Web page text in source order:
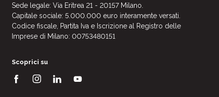
Sede legale: Via Eritrea 21 - 20157 Milano.
Capitale sociale: 5.000.000 euro interamente versati.
Codice fiscale, Partita Iva e Iscrizione al Registro delle
Imprese di Milano: 00753480151
Scoprici su